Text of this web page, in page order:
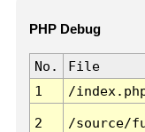
PHP Debug
No. File
1
/
2 /source/